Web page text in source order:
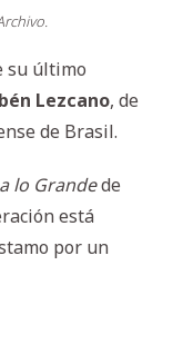
su último
Lezcano, de
de Brasil.
lo Grandede
está
por un